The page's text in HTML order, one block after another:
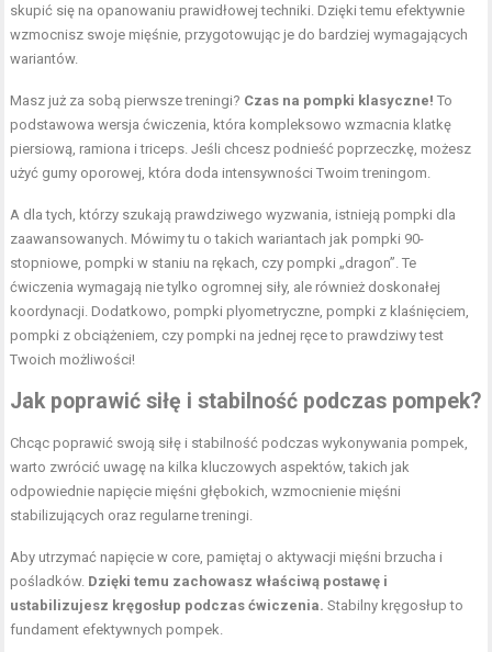
skupić się na opanowaniu prawidłowej techniki. Dzięki temu efektywnie
wzmocnisz swoje mięśnie, przygotowując je do bardziej wymagających
wariantów.
Masz już za sobą pierwsze treningi? Czas na pompki klasyczne! To
podstawowa wersja ćwiczenia, która kompleksowo wzmacnia klatkę
piersiową, ramiona i triceps. Jeśli chcesz podnieść poprzeczkę, możesz
użyć gumy oporowej, która doda intensywności Twoim treningom.
A dla tych, którzy szukają prawdziwego wyzwania, istnieją pompki dla
zaawansowanych. Mówimy tu o takich wariantach jak pompki 90-
stopniowe, pompki w staniu na rękach, czy pompki „dragon”. Te
ćwiczenia wymagają nie tylko ogromnej siły, ale również doskonałej
koordynacji. Dodatkowo, pompki plyometryczne , pompki z klaśnięciem,
pompki z obciążeniem, czy pompki na jednej ręce to prawdziwy test
Twoich możliwości!
Jak poprawić siłę i stabilność podczas pompek?
Chcąc poprawić swoją siłę i stabilność podczas wykonywania pompek,
warto zwrócić uwagę na kilka kluczowych aspektów, takich jak
odpowiednie napięcie mięśni głębokich, wzmocnienie mięśni
stabilizujących oraz regularne treningi.
Aby utrzymać napięcie w core, pamiętaj o aktywacji mięśni brzucha i
pośladków. Dzięki temu zachowasz właściwą postawę i
ustabilizujesz kręgosłup podczas ćwiczenia. Stabilny kręgosłup to
fundament efektywnych pompek.